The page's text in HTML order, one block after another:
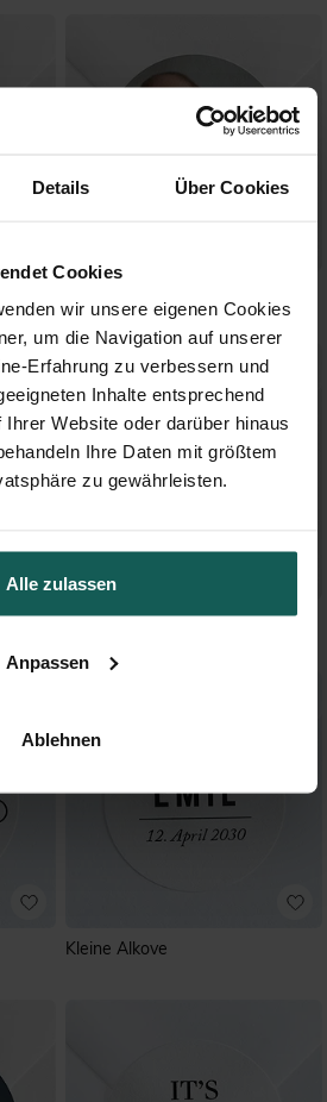
Details Über Cookies
Cookies
wir unsere eigenen Cookies
um die Navigation auf unserer
Erfahrung zu verbessern und
Inhalte entsprechend
Website oder darüber hinaus
Ihre Daten mit größtem
zu gewährleisten.
Alle zulassen
Anpassen
Ablehnen
Magnetkarte
Kleine Alkove